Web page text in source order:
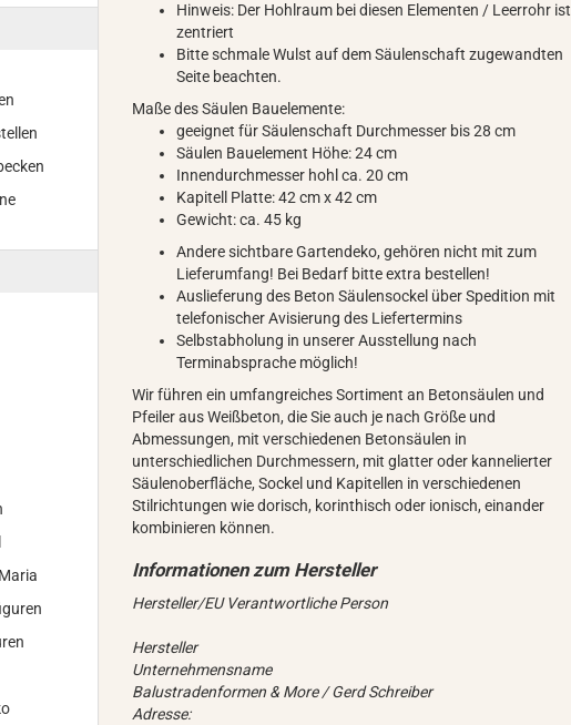
Hinweis: Der Hohlraum bei diesen Elementen / Leerrohr ist
zentriert
Bitte schmale Wulst auf dem Säulenschaft zugewandten
Seite beachten.
Maße des Säulen Bauelemente:
geeignet für Säulenschaft Durchmesser bis 28 cm
Säulen Bauelement Höhe: 24 cm
Innendurchmesser hohl ca. 20 cm
Kapitell Platte: 42 cm x 42 cm
Gewicht: ca. 45 kg
Andere sichtbare Gartendeko, gehören nicht mit zum
Lieferumfang! Bei Bedarf bitte extra bestellen!
Auslieferung des Beton Säulensockel über Spedition mit
telefonischer Avisierung des Liefertermins
Selbstabholung in unserer Ausstellung nach
Terminabsprache möglich!
Wir führen ein umfangreiches Sortiment an Betonsäulen und
Pfeiler aus Weißbeton, die Sie auch je nach Größe und
Abmessungen, mit verschiedenen Betonsäulen in
unterschiedlichen Durchmessern, mit glatter oder kannelierter
Säulenoberfläche, Sockel und Kapitellen in verschiedenen
Stilrichtungen wie dorisch, korinthisch oder ionisch, einander
kombinieren können.
Hersteller/EU Verantwortliche Person
Hersteller
Unternehmensname
Balustradenformen & More / Gerd Schreiber
Adresse: